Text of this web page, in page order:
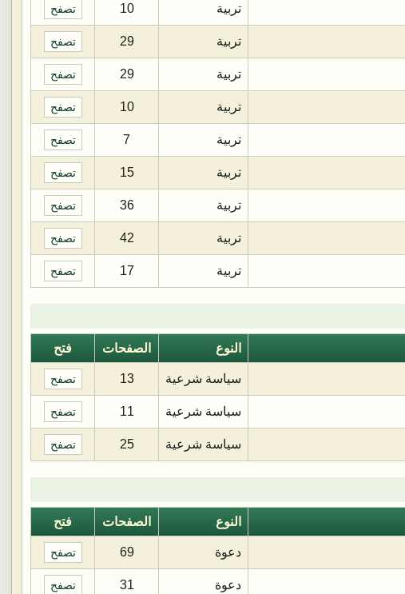
تربية 10 تصفح
تربية 29 تصفح
تربية 29 تصفح
تربية 10 تصفح
تربية 7 تصفح
تربية 15 تصفح
تربية 36 تصفح
تربية 42 تصفح
تربية 17 تصفح
النوع الصفحات فتح
سياسة شرعية 13 تصفح
سياسة شرعية 11 تصفح
سياسة شرعية 25 تصفح
النوع الصفحات فتح
دعوة 69 تصفح
دعوة 31 تصفح